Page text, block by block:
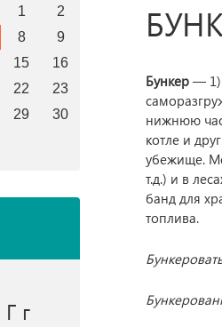
1
2
8
9
15
16
22
23
29
30
Г г
Бункер— 1)
нижнюю
котле и
убежище.
т.д.) и в
банд для
топлива.